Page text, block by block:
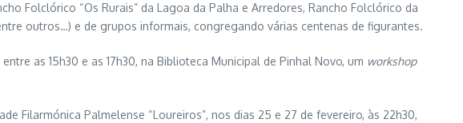
Folclórico “Os Rurais” da Lagoa da Palha e Arredores, Rancho Folclórico da
outros…) e de grupos informais, congregando várias centenas de figurantes.
as 15h30 e as 17h30, na Biblioteca Municipal de Pinhal Novo, um workshop
Filarmónica Palmelense “Loureiros”, nos dias 25 e 27 de fevereiro, às 22h30,